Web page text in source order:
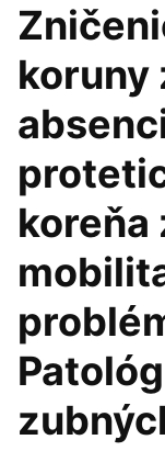
koruny
koreňa